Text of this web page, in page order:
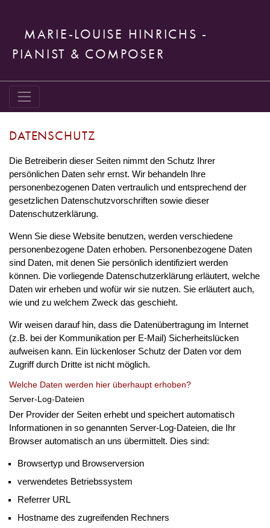
MARIE-LOUISE HINRICHS -
PIANIST & COMPOSER
DATENSCHUTZ
Die Betreiberin dieser Seiten nimmt den Schutz Ihrer
persönlichen Daten sehr ernst. Wir behandeln Ihre
personenbezogenen Daten vertraulich und entsprechend der
gesetzlichen Datenschutzvorschriften sowie dieser
Datenschutzerklärung.
Wenn Sie diese Website benutzen, werden verschiedene
personenbezogene Daten erhoben. Personenbezogene Daten
sind Daten, mit denen Sie persönlich identifiziert werden
können. Die vorliegende Datenschutzerklärung erläutert, welche
Daten wir erheben und wofür wir sie nutzen. Sie erläutert auch,
wie und zu welchem Zweck das geschieht.
Wir weisen darauf hin, dass die Datenübertragung im Internet
(z.B. bei der Kommunikation per E-Mail) Sicherheitslücken
aufweisen kann. Ein lückenloser Schutz der Daten vor dem
Zugriff durch Dritte ist nicht möglich.
Welche Daten werden hier überhaupt erhoben?
Server-Log-Dateien
Der Provider der Seiten erhebt und speichert automatisch
Informationen in so genannten Server-Log-Dateien, die Ihr
Browser automatisch an uns übermittelt. Dies sind:
Browsertyp und Browserversion
verwendetes Betriebssystem
Referrer URL
Hostname des zugreifenden Rechners